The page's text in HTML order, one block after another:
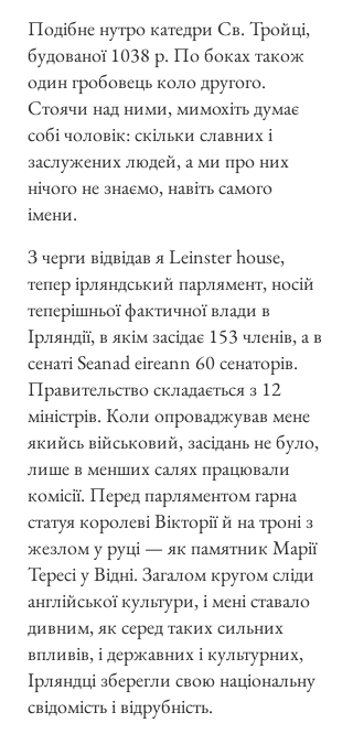
Подібне нутро катедри Св. Тройці,
будованої 1038 р. По боках також
один гробовець коло другого.
Стоячи над ними, мимохіть думає
собі чоловік: скільки славних і
заслужених людей, а ми про них
нічого не знаємо, навіть самого
імени.
З черги відвідав я Leinster house,
тепер ірляндський парлямент, носій
теперішньої фактичної влади в
Ірляндії, в якім засідає 153 членів, а в
сенаті Seanad eireann 60 сенаторів.
Правительство складається з 12
міністрів. Коли опроваджував мене
якийсь військовий, засідань не було,
лише в менших салях працювали
комісії. Перед парляментом гарна
статуя королеві Вікторії й на троні з
жезлом у руці — як памятник Марії
Тересі у Відні. Загалом кругом сліди
англійської культури, і мені ставало
дивним, як серед таких сильних
впливів, і державних і культурних,
Ірляндці зберегли свою національну
свідомість і відрубність.